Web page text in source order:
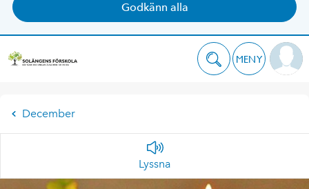
Godkänn alla
MENY
December
Lyssna